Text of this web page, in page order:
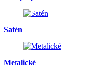
Satén
Metalické